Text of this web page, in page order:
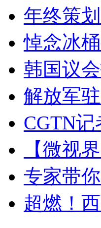
年终策
悼念冰
韩国议
解放军
CGTN
【微视
专家带
超燃！